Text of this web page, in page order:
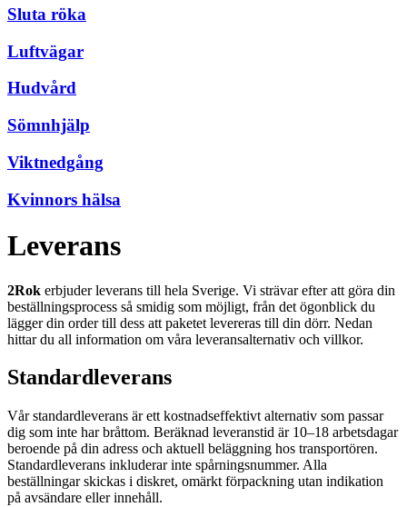
Sluta röka
Luftvägar
Hudvård
Sömnhjälp
Viktnedgång
Kvinnors hälsa
Leverans
2Rok erbjuder leverans till hela Sverige. Vi strävar efter att göra din
beställningsprocess så smidig som möjligt, från det ögonblick du
lägger din order till dess att paketet levereras till din dörr. Nedan
hittar du all information om våra leveransalternativ och villkor.
Standardleverans
Vår standardleverans är ett kostnadseffektivt alternativ som passar
dig som inte har bråttom. Beräknad leveranstid är 10–18 arbetsdagar
beroende på din adress och aktuell beläggning hos transportören.
Standardleverans inkluderar inte spårningsnummer. Alla
beställningar skickas i diskret, omärkt förpackning utan indikation
på avsändare eller innehåll.